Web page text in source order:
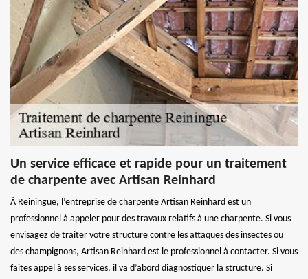
Un service efficace et rapide pour un traitement
de charpente avec Artisan Reinhard
À Reiningue, l’entreprise de charpente Artisan Reinhard est un
professionnel à appeler pour des travaux relatifs à une charpente. Si vous
envisagez de traiter votre structure contre les attaques des insectes ou
des champignons, Artisan Reinhard est le professionnel à contacter. Si vous
faites appel à ses services, il va d’abord diagnostiquer la structure. Si